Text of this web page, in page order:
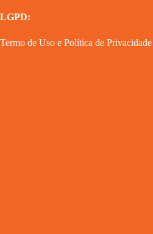
LGPD:
Termo de Uso e Política de Privacidade